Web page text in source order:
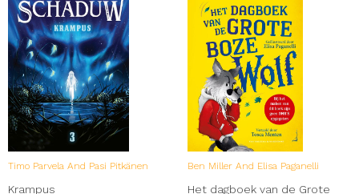
Timo Parvela And Pasi Pitkänen
Krampus
Ben Miller And Elisa Paganelli
Het dagboek van de Grote